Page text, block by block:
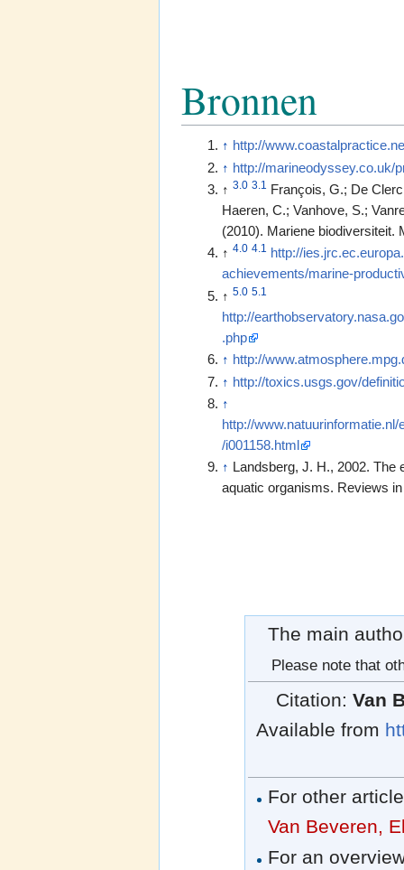
Bronnen
↑ http://
↑ http://marineodyssey.co.uk/
↑ 3.0 3.1 François, G.; De
Haeren, C.; Vanhove, S.;
(2010). Mariene biodiversiteit.
↑ 4.0 4.1 http://
achievements/marine-
↑ 5.0 5.1
http://
.php
↑ http://
↑ http://toxics.usgs.gov/
↑
http://
/i001158.html
↑ Landsberg, J. H., 2002. The
aquatic organisms. Reviews
The main
Please note that
Citation: Van
Available from
For other
Van Beveren,
For an